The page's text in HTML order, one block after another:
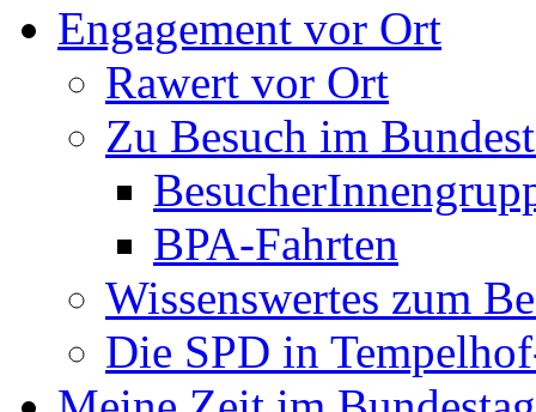
Engagement vor Ort
Rawert vor Ort
Zu Besuch im
BPA-Fahrten
Wissenswertes zum
Die SPD in